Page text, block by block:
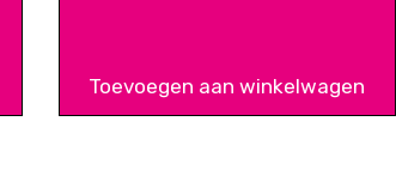
Toevoegen aan winkelwagen